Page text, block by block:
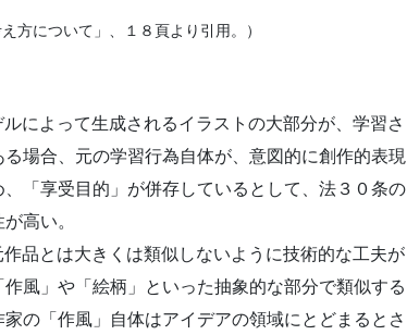
方について」、１８頁より引用。）
によって生成されるイラストの大部分が、学習さ
場合、元の学習行為自体が、意図的に創作的表現
「享受目的」が併存しているとして、法３０条の
高い。
品とは大きくは類似しないように技術的な工夫が
風」や「絵柄」といった抽象的な部分で類似する
の「作風」自体はアイデアの領域にとどまるとさ